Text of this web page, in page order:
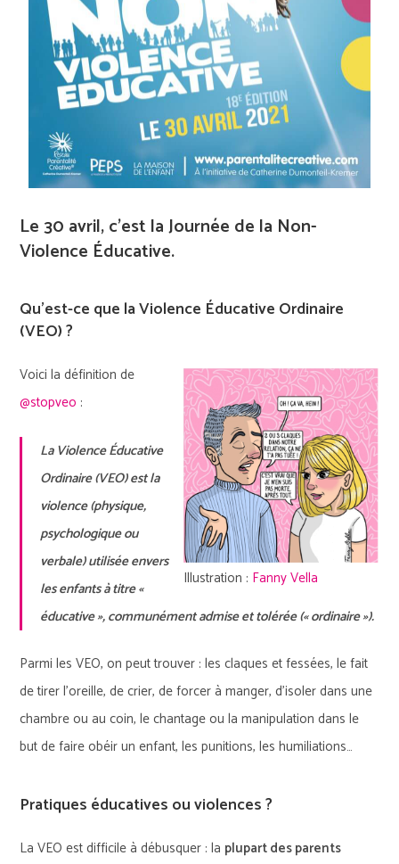
Le 30 avril, c’est la Journée de la Non-
Violence Éducative.
Qu’est-ce que la Violence Éducative Ordinaire
(VEO) ?
Illustration : Fanny Vella
Voici la définition de
@stopveo :
La Violence Éducative
Ordinaire (VEO) est la
violence (physique,
psychologique ou
verbale) utilisée envers
les enfants à titre «
éducative », communément admise et tolérée (« ordinaire »).
Parmi les VEO, on peut trouver : les claques et fessées, le fait
de tirer l’oreille, de crier, de forcer à manger, d’isoler dans une
chambre ou au coin, le chantage ou la manipulation dans le
but de faire obéir un enfant, les punitions, les humiliations…
Pratiques éducatives ou violences ?
La VEO est difficile à débusquer : la plupart des parents